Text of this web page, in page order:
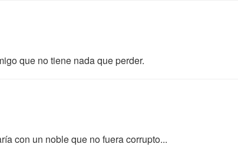
que no tiene nada que perder.
con un noble que no fuera corrupto...